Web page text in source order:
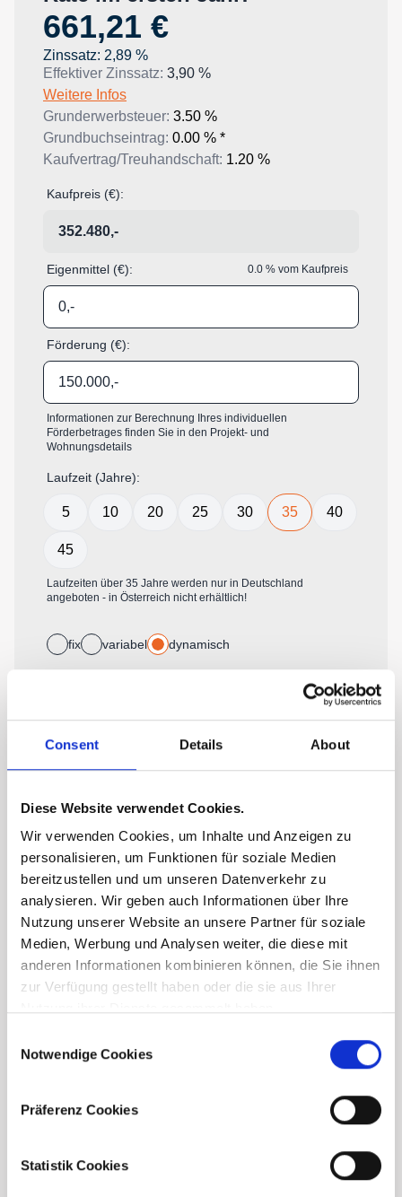
Consent Details About
Diese Website verwendet Cookies.
Wir verwenden Cookies, um Inhalte und Anzeigen zu
personalisieren, um Funktionen für soziale Medien
bereitzustellen und um unseren Datenverkehr zu
analysieren. Wir geben auch Informationen über Ihre
Nutzung unserer Website an unsere Partner für soziale
Medien, Werbung und Analysen weiter, die diese mit
anderen Informationen kombinieren können, die Sie ihnen
zur Verfügung gestellt haben oder die sie aus Ihrer
Selection
Notwendige Cookies
Präferenz Cookies
Statistik Cookies